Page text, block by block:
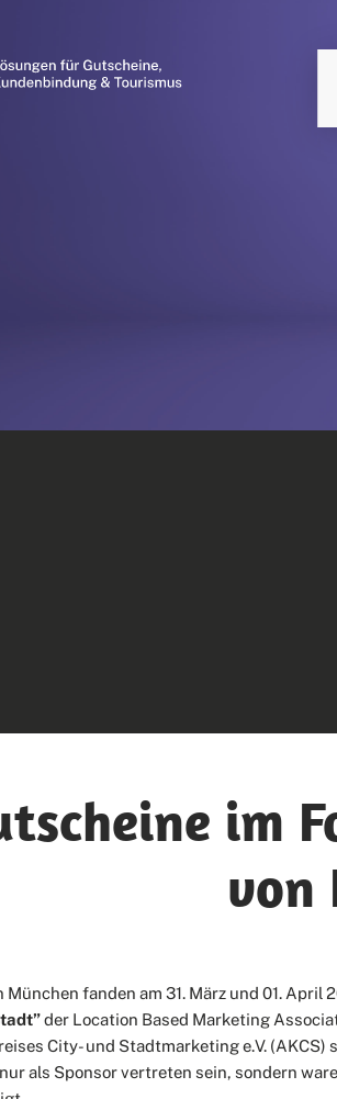
im
von
München fanden am 31. März und 01. April
der Location Based Marketing
City- und Stadtmarketing e.V. (AKCS)
als Sponsor vertreten sein, sondern